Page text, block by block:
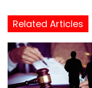
Related Articles